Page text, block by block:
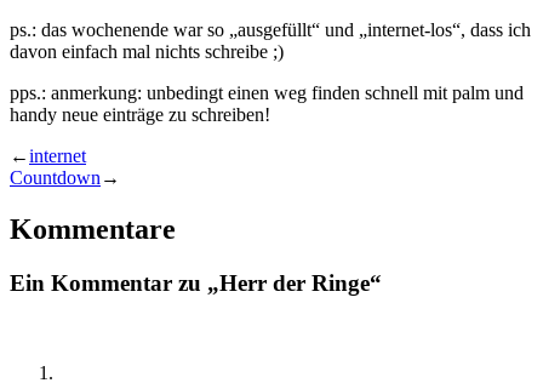
ps.: das wochenende war so „ausgefüllt“ und „internet-los“, dass ich
davon einfach mal nichts schreibe ;)
pps.: anmerkung: unbedingt einen weg finden schnell mit palm und
handy neue einträge zu schreiben!
←internet
Countdown →
Kommentare
Ein Kommentar zu „Herr der Ringe“